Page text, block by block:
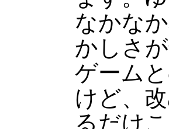
なかな
かしさ
ゲーム
けど、
るだけ